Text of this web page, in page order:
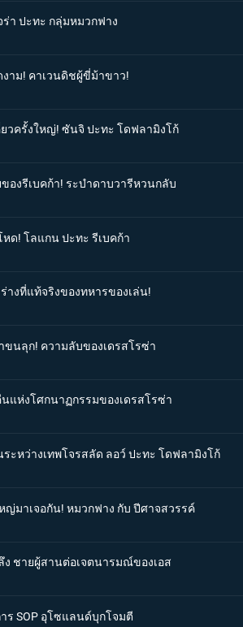
า ปะทะ กลุ่มหมวกฟาง
งาม! คาเวนดิชผู้ขี่ม้าขาว!
วครั้งใหญ่! ซันจิ ปะทะ โดฟลามิงโก้
องรีเบคก้า! ระบำดาบวารีหวนกลับ
ด! โลแกน ปะทะ รีเบคก้า
างที่แท้จริงของทหารของเล่น!
ขนลุก! ความลับของเดรสโรซ่า
แห่งโศกนาฏกรรมของเดรสโรซ่า
ะหว่างเทพโจรสลัด ลอว์ ปะทะ โดฟลามิงโก้
ญ่มาเจอกัน! หมวกฟาง กับ ปีศาจสวรรค์
ง ชายผู้สานต่อเจตนารมณ์ของเอส
ร SOP อุโซแลนด์บุกโจมตี